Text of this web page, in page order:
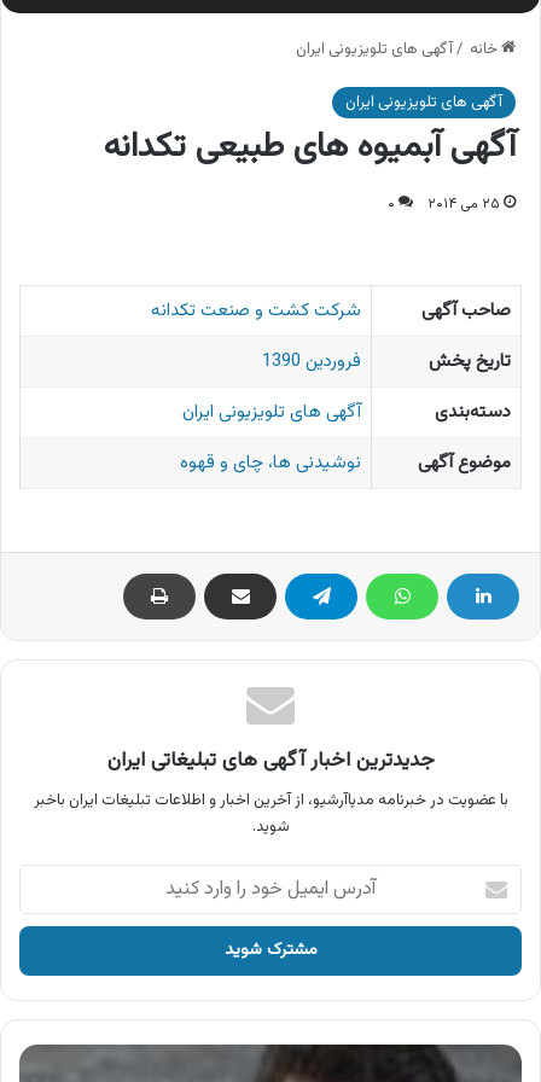
خانه /آگهی های تلویزیونی ایران
آگهی های تلویزیونی ایران
آگهی آبمیوه های طبیعی تکدانه
۲۵ می ۲۰۱۴ ۰
صاحب آگهی
شرکت کشت و صنعت تکدانه
تاریخ پخش
فروردین 1390
دسته‌بندی
آگهی های تلویزیونی ایران
موضوع آگهی
نوشیدنی ها، چای و قهوه
جدیدترین اخبار آگهی های تبلیغاتی ایران
با عضویت در خبرنامه مدیاآرشیو، از آخرین اخبار و اطلاعات تبلیغات ایران باخبر
شوید.
آدرس
ایمیل
خود
وارد
کنید
آگهی